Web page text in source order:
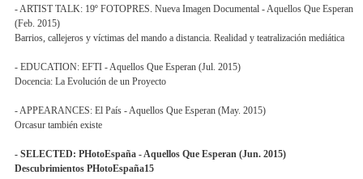
- ARTIST TALK: 19º FOTOPRES. Nueva Imagen Documental - Aquellos Que Esperan
(Feb. 2015)
Barrios, callejeros y víctimas del mando a distancia. Realidad y teatralización mediática
- EDUCATION: EFTI - Aquellos Que Esperan (Jul. 2015)
Docencia: La Evolución de un Proyecto
- APPEARANCES: El País - Aquellos Que Esperan (May. 2015)
Orcasur también existe
- SELECTED: PHotoEspaña - Aquellos Que Esperan (Jun. 2015)
Descubrimientos PHotoEspaña15